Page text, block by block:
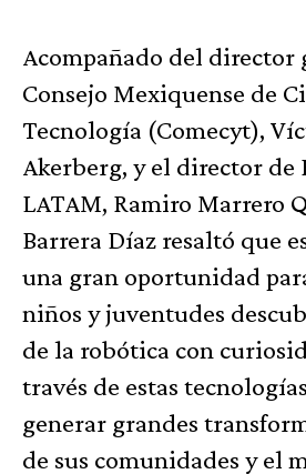
Acompañado del director
Consejo Mexiquense de
Tecnología (Comecyt),
Akerberg, y el director de
LATAM, Ramiro Marrero
Barrera Díaz resaltó que
una gran oportunidad
niños y juventudes
de la robótica con
través de estas
generar grandes
de sus comunidades y el